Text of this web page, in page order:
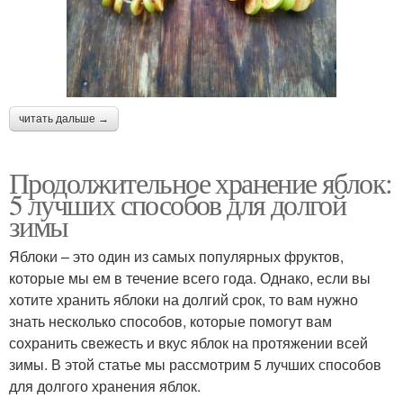
читать дальше →
Продолжительное хранение яблок:
5 лучших способов для долгой
зимы
Яблоки – это один из самых популярных фруктов,
которые мы ем в течение всего года. Однако, если вы
хотите хранить яблоки на долгий срок, то вам нужно
знать несколько способов, которые помогут вам
сохранить свежесть и вкус яблок на протяжении всей
зимы. В этой статье мы рассмотрим 5 лучших способов
для долгого хранения яблок.